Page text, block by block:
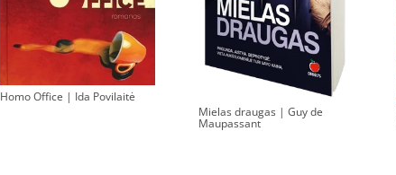
Homo Office | Ida Povilaitė
Mielas draugas | Guy de
Maupassant